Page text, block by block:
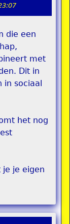
die een
met
Dit in
in sociaal
het nog
je je eigen